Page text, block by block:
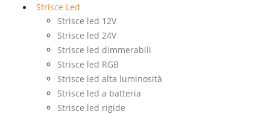
Strisce Led
Strisce led 12V
Strisce led 24V
Strisce led dimmerabili
Strisce led RGB
Strisce led alta luminosità
Strisce led a batteria
Strisce led rigide